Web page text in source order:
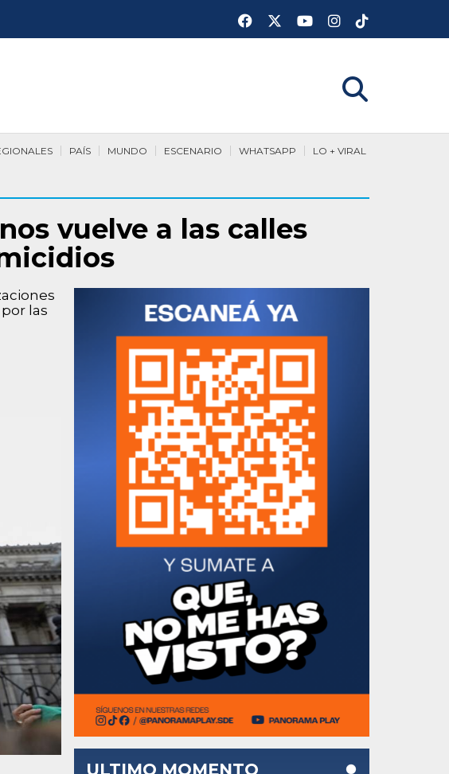
LO + VIRAL
WHATSAPP
ESCENARIO
MUNDO
PAÍS
vuelve a las calles
las
ULTIMO MOMENTO